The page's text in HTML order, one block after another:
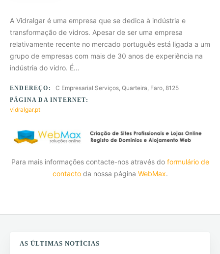
A Vidralgar é uma empresa que se dedica à indústria e
transformação de vidros. Apesar de ser uma empresa
relativamente recente no mercado português está ligada a um
grupo de empresas com mais de 30 anos de experiência na
indústria do vidro. É…
ENDEREÇO: C Empresarial Serviços, Quarteira, Faro, 8125
PÁGINA DA INTERNET:
vidralgar.pt
Para mais informações contacte-nos através do formulário de
contactoda nossa página WebMax.
AS ÚLTIMAS NOTÍCIAS